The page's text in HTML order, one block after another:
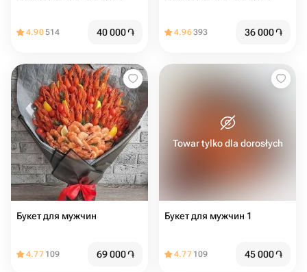
4.90514 40 000֏ 4.96393 36 000֏
Букет для мужчин
4.77 109 69 000֏
Towar tylko dla dorosłych
Букет для мужчин 1
4.77 109 45 000֏